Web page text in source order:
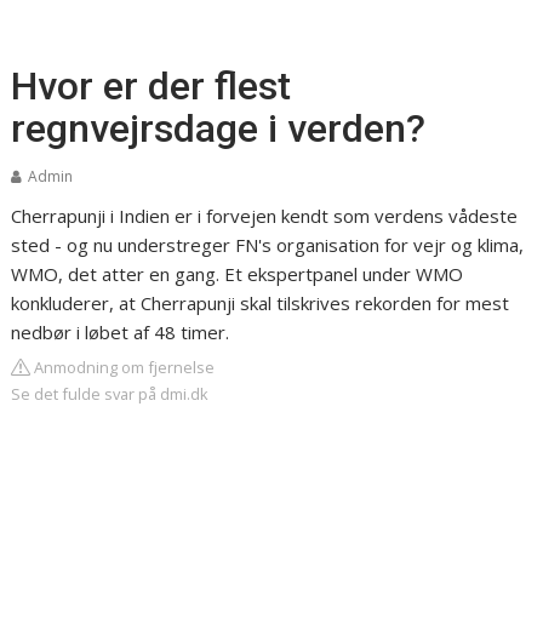
Hvor er der flest
regnvejrsdage i verden?
Admin
Cherrapunji i Indien er i forvejen kendt som verdens vådeste
sted - og nu understreger FN's organisation for vejr og klima,
WMO, det atter en gang. Et ekspertpanel under WMO
konkluderer, at Cherrapunji skal tilskrives rekorden for mest
nedbør i løbet af 48 timer.
Anmodning om fjernelse
Se det fulde svar på dmi.dk